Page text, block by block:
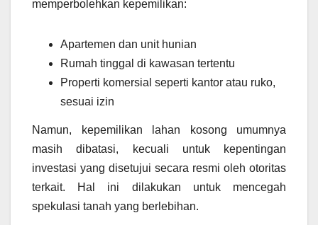
memperbolehkan kepemilikan:
Apartemen dan unit hunian
Rumah tinggal di kawasan tertentu
Properti komersial seperti kantor atau ruko,
sesuai izin
Namun, kepemilikan lahan kosong umumnya
masih dibatasi, kecuali untuk kepentingan
investasi yang disetujui secara resmi oleh otoritas
terkait. Hal ini dilakukan untuk mencegah
spekulasi tanah yang berlebihan.